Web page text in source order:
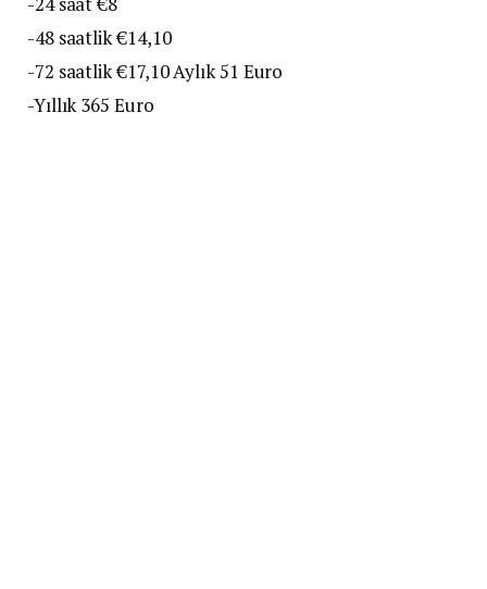
-48 saatlik €14,10
-72 saatlik €17,10 Aylık 51 Euro
-Yıllık 365 Euro